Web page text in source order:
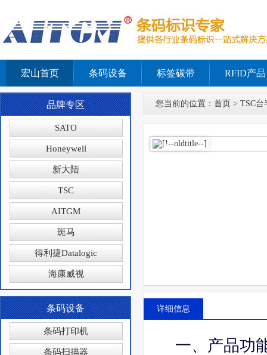
宏山首页 条码设备 标签碳带 RFID产品
品牌专区
SATO
Honeywell
新大陆
TSC
AITGM
斑马
得利捷Datalogic
海康威视
条码设备
条码打印机
条码扫描器
您当前的位置： 首页 > TSC台
详细信息
一、产品功